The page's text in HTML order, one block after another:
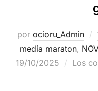
por ocioru_Admin
media maraton,
19/10/2025
Los